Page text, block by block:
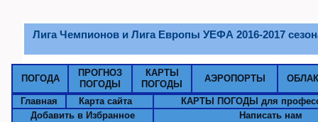
Лига Чемпионов и Лига Европы УЕФА 2016-2017
ПОГОДА
ПРОГНОЗ
ПОГОДЫ
КАРТЫ
ПОГОДЫ
АЭРОПОРТЫ
Главная Карта сайта
КАРТЫ ПОГОДЫ для
Добавить в Избранное
Написать нам